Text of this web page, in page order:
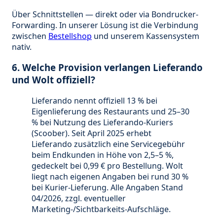
Über Schnittstellen — direkt oder via Bondrucker-
Forwarding. In unserer Lösung ist die Verbindung
zwischen Bestellshop und unserem Kassensystem
nativ.
6. Welche Provision verlangen Lieferando
und Wolt offiziell?
Lieferando nennt offiziell 13 % bei
Eigenlieferung des Restaurants und 25–30
% bei Nutzung des Lieferando-Kuriers
(Scoober). Seit April 2025 erhebt
Lieferando zusätzlich eine Servicegebühr
beim Endkunden in Höhe von 2,5–5 %,
gedeckelt bei 0,99 € pro Bestellung. Wolt
liegt nach eigenen Angaben bei rund 30 %
bei Kurier-Lieferung. Alle Angaben Stand
04/2026, zzgl. eventueller
Marketing-/Sichtbarkeits-Aufschläge.